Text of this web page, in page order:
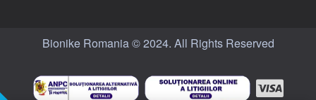
Bionike Romania © 2024. All Rights Reserved